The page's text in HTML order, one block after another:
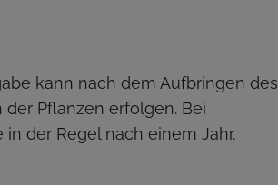
kann nach dem Aufbringen des
Pflanzen erfolgen. Bei
der Regel nach einem Jahr.